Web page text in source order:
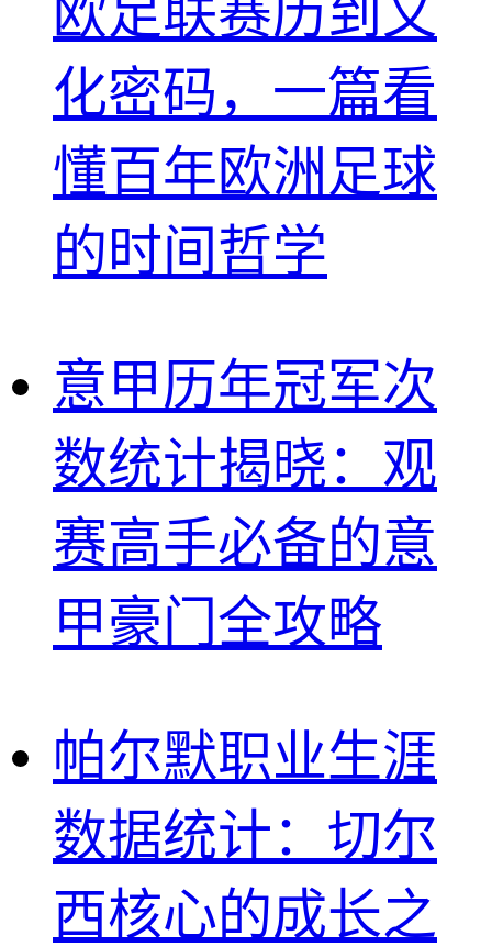
欧足联赛历到文
化密码，一篇看
懂百年欧洲足球
的时间哲学
意甲历年冠军次
数统计揭晓：观
赛高手必备的意
甲豪门全攻略
帕尔默职业生涯
数据统计：切尔
西核心的成长之